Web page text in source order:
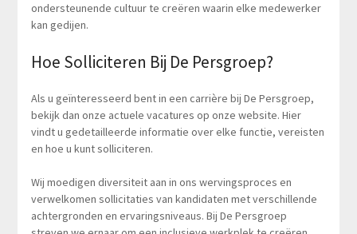
ondersteunende cultuur te creëren waarin elke medewerker
kan gedijen.
Hoe Solliciteren Bij De Persgroep?
Als u geïnteresseerd bent in een carrière bij De Persgroep,
bekijk dan onze actuele vacatures op onze website. Hier
vindt u gedetailleerde informatie over elke functie, vereisten
en hoe u kunt solliciteren.
Wij moedigen diversiteit aan in ons wervingsproces en
verwelkomen sollicitaties van kandidaten met verschillende
achtergronden en ervaringsniveaus. Bij De Persgroep